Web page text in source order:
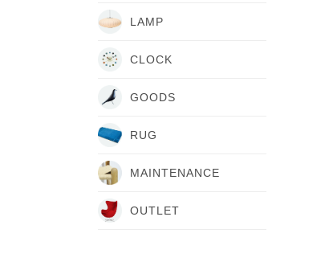
LAMP
CLOCK
GOODS
RUG
MAINTENANCE
OUTLET